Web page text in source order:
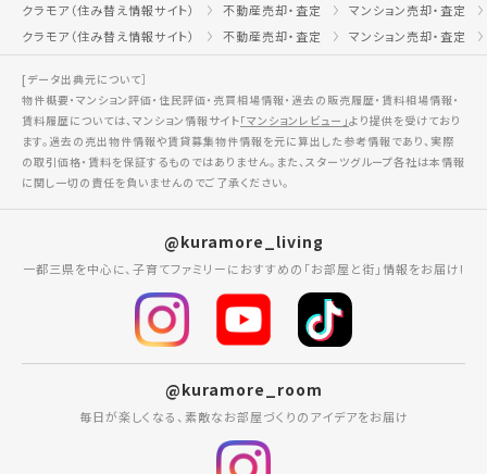
クラモア（住み替え情報サイト）
不動産売却・査定
マンション売却・査定
クラモア（住み替え情報サイト）
不動産売却・査定 マンション売却・査定
[データ出典元について］
物件概要・マンション評価・住民評価・売買相場情報・過去の販売履歴・賃料相場情報・
賃料履歴については、マンション情報サイト「マンションレビュー」より提供を受けており
ます。過去の売出物件情報や賃貸募集物件情報を元に算出した参考情報であり、実際
の取引価格・賃料を保証するものではありません。また、スターツグループ各社は本情報
に関し一切の責任を負いませんのでご了承ください。
@kuramore_living
一都三県を中心に、子育てファミリーにおすすめの「お部屋と街」情報をお届け!
@kuramore_room
毎日が楽しくなる、素敵なお部屋づくりのアイデアをお届け